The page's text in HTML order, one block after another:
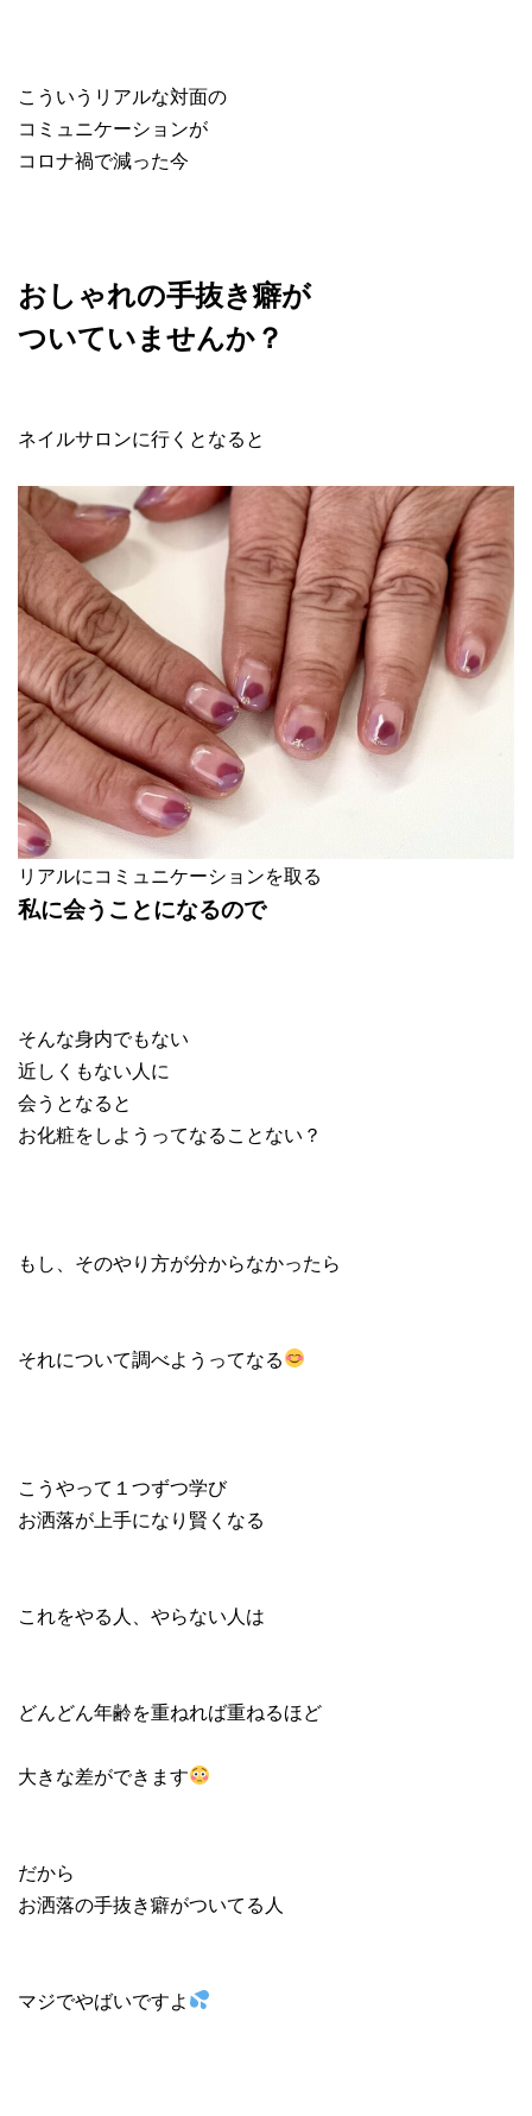
こういうリアルな対面の
コミュニケーションが
コロナ禍で減った今
おしゃれの手抜き癖が
ついていませんか？
ネイルサロンに行くとなると
リアルにコミュニケーションを取る
私に会うことになるので
そんな身内でもない
近しくもない人に
会うとなると
お化粧をしようってなることない？
もし、そのやり方が分からなかったら
それについて調べようってなる
こうやって１つずつ学び
お洒落が上手になり賢くなる
これをやる人、やらない人は
どんどん年齢を重ねれば重ねるほど
大きな差ができます
だから
お洒落の手抜き癖がついてる人
マジでやばいですよ